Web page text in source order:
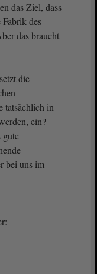
das Ziel, dass
des
das braucht
die
tatsächlich in
ein?
gute
bei uns im